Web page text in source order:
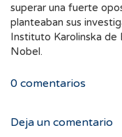
superar una fuerte
planteaban sus
Instituto Karolinska
Nobel.
0 comentarios
Deja un comentario